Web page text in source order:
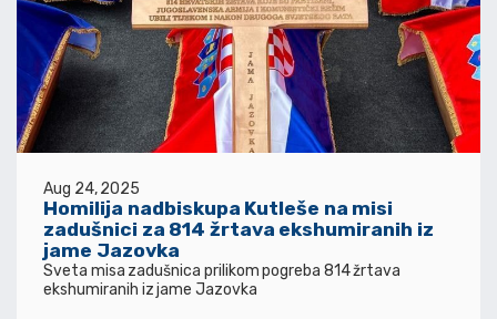
Aug 24, 2025
Homilija nadbiskupa Kutleše na misi
zadušnici za 814 žrtava ekshumiranih iz
jame Jazovka
Sveta misa zadušnica prilikom pogreba 814 žrtava
ekshumiranih iz jame Jazovka